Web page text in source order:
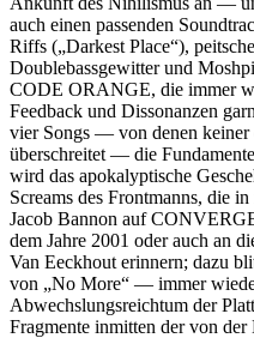
auch einen passenden
Riffs („Darkest Place“),
Doublebassgewitter und
CODE ORANGE, die immer
Feedback und Dissonanzen
vier Songs — von denen
überschreitet — die
wird das apokalyptische
Screams des Frontmanns, die
Jacob Bannon auf
dem Jahre 2001 oder auch an
Van Eeckhout erinnern; dazu
von „No More“ — immer
Abwechslungsreichtum der
Fragmente inmitten der von